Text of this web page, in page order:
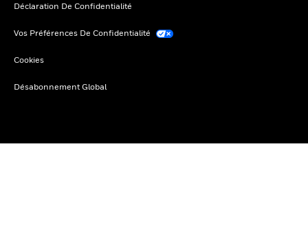
Déclaration De Confidentialité
Vos Préférences De Confidentialité
Cookies
Désabonnement Global